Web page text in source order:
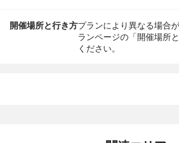
開催場所と行き方プランにより異なる場合
ランページの「開催場所
ください。